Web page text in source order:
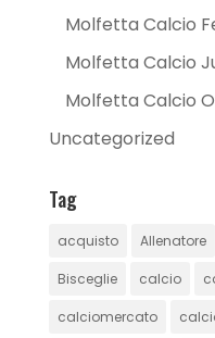
Molfetta Calcio
Molfetta Calcio
Molfetta Calcio
Uncategorized
Tag
acquisto Allenatore
Bisceglie calcio
calciomercato